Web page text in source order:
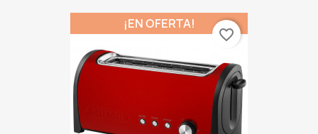
¡EN OFERTA!
favorite_border